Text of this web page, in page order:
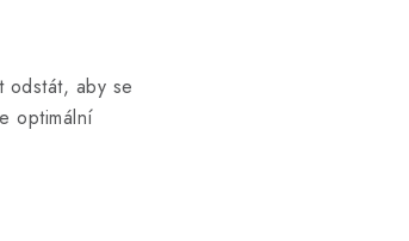
odstát, aby se
optimální